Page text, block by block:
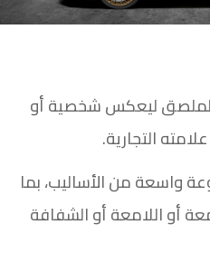
ليعكس شخصية أو
التجارية.
واسعة من الأساليب، بما
أو اللامعة أو الشفافة